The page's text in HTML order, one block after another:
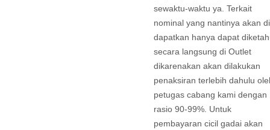
sewaktu-waktu ya. Terkait
nominal yang nantinya akan di
dapatkan hanya dapat
secara langsung di Outlet
dikarenakan akan dilakukan
penaksiran terlebih dahulu
petugas cabang kami dengan
rasio 90-99%. Untuk
pembayaran cicil gadai akan